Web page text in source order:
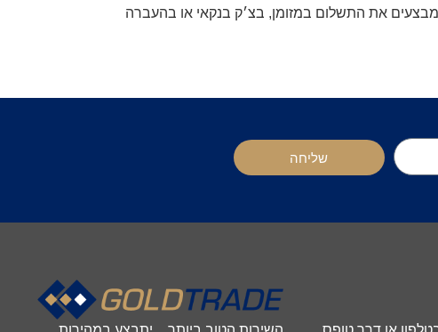
את התשלום במזומן, בצ׳ק בנקאי או בהעברה
שליחה